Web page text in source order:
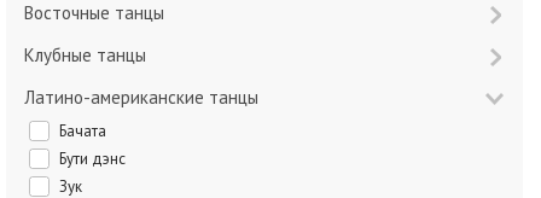
Восточные танцы
Клубные танцы
Латино-американские танцы
Бачата
Бути дэнс
Зук